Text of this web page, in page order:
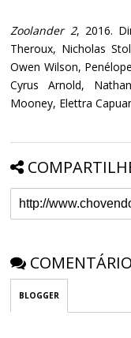
Zoolander 2, 2016.
Theroux, Nicholas
Owen Wilson,
Cyrus Arnold,
Mooney, Elettra
BLOGGER